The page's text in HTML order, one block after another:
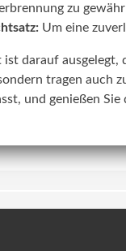
zu
Um eine
ist darauf
tragen auch
und genießen